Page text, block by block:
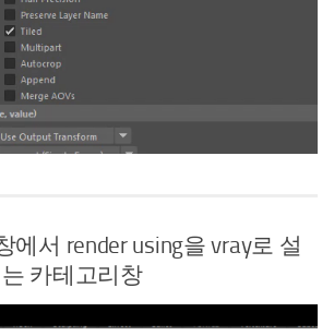
에서 render using을 vray로 설
카테고리창